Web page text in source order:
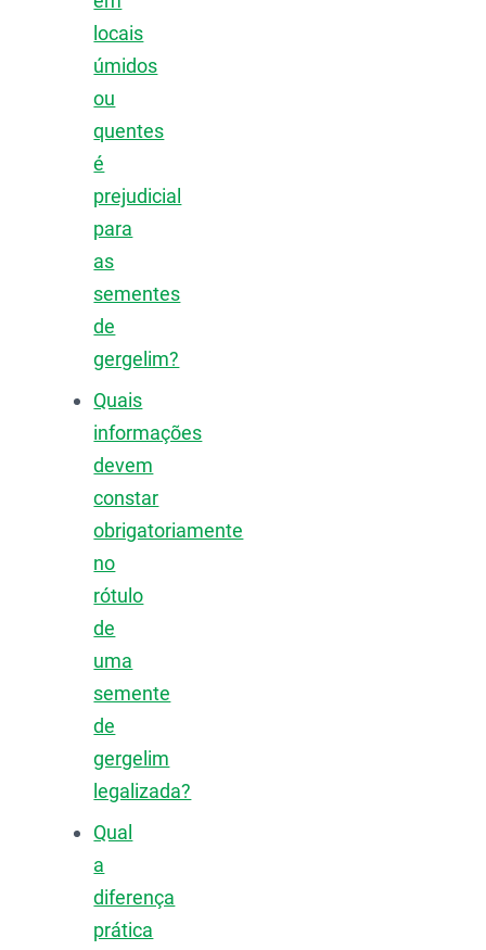
locais
úmidos
ou
quentes
é
prejudicial
para
as
sementes
de
gergelim?
Quais
informações
devem
constar
obrigatoriamente
no
rótulo
de
uma
semente
de
gergelim
legalizada?
Qual
a
diferença
prática